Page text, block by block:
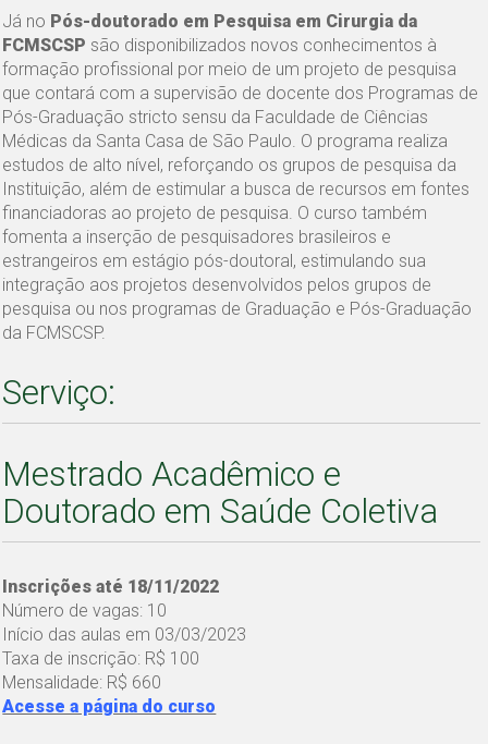
Já no Pós-doutorado em Pesquisa em Cirurgia da
FCMSCSP são disponibilizados novos conhecimentos à
formação profissional por meio de um projeto de pesquisa
que contará com a supervisão de docente dos Programas de
Pós-Graduação stricto sensu da Faculdade de Ciências
Médicas da Santa Casa de São Paulo. O programa realiza
estudos de alto nível, reforçando os grupos de pesquisa da
Instituição, além de estimular a busca de recursos em fontes
financiadoras ao projeto de pesquisa. O curso também
fomenta a inserção de pesquisadores brasileiros e
estrangeiros em estágio pós-doutoral, estimulando sua
integração aos projetos desenvolvidos pelos grupos de
pesquisa ou nos programas de Graduação e Pós-Graduação
da FCMSCSP.
Serviço:
Mestrado Acadêmico e
Doutorado em Saúde Coletiva
Inscrições até 18/11/2022
Número de vagas: 10
Início das aulas em 03/03/2023
Taxa de inscrição: R$ 100
Mensalidade: R$ 660
Acesse a página do curso